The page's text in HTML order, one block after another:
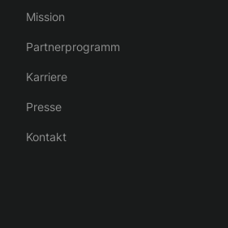
Mission
Partnerprogramm
Karriere
Presse
Kontakt